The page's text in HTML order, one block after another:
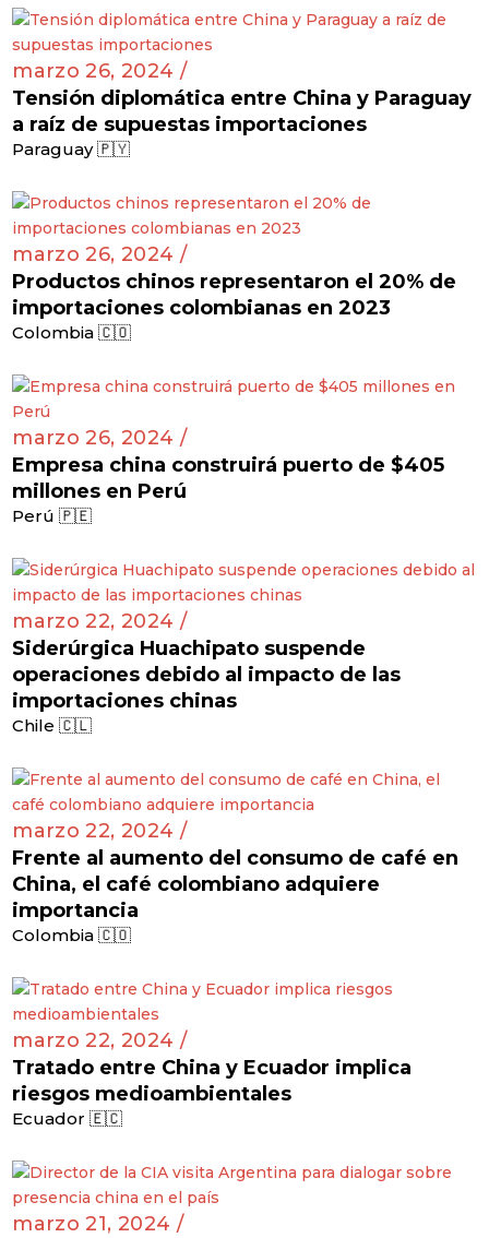
marzo 26, 2024 /
Tensión diplomática entre China y Paraguay
a raíz de supuestas importaciones
Paraguay 🇵🇾
marzo 26, 2024 /
Productos chinos representaron el 20% de
importaciones colombianas en 2023
Colombia 🇨🇴
marzo 26, 2024 /
Empresa china construirá puerto de $405
millones en Perú
Perú 🇵🇪
marzo 22, 2024 /
Siderúrgica Huachipato suspende
operaciones debido al impacto de las
importaciones chinas
Chile 🇨🇱
marzo 22, 2024 /
Frente al aumento del consumo de café en
China, el café colombiano adquiere
importancia
Colombia 🇨🇴
marzo 22, 2024 /
Tratado entre China y Ecuador implica
riesgos medioambientales
Ecuador 🇪🇨
marzo 21, 2024 /